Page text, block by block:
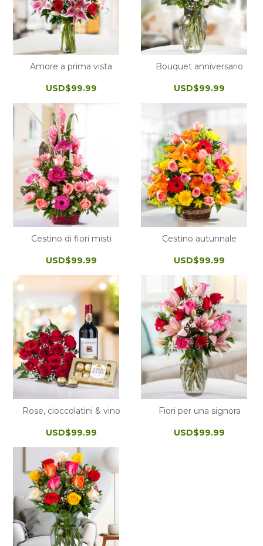
Amore a prima vista
USD$99.99
Bouquet anniversario
USD$99.99
Cestino di fiori misti
USD$99.99
Cestino autunnale
USD$99.99
Rose, cioccolatini & vino
USD$99.99
Fiori per una signora
USD$99.99